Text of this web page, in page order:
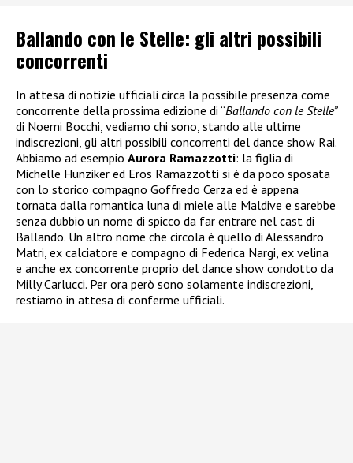
Ballando con le Stelle: gli altri possibili
concorrenti
In attesa di notizie ufficiali circa la possibile presenza come
concorrente della prossima edizione di “Ballando con le Stelle”
di Noemi Bocchi, vediamo chi sono, stando alle ultime
indiscrezioni, gli altri possibili concorrenti del dance show Rai.
Abbiamo ad esempio Aurora Ramazzotti: la figlia di
Michelle Hunziker ed Eros Ramazzotti si è da poco sposata
con lo storico compagno Goffredo Cerza ed è appena
tornata dalla romantica luna di miele alle Maldive e sarebbe
senza dubbio un nome di spicco da far entrare nel cast di
Ballando. Un altro nome che circola è quello di Alessandro
Matri, ex calciatore e compagno di Federica Nargi, ex velina
e anche ex concorrente proprio del dance show condotto da
Milly Carlucci. Per ora però sono solamente indiscrezioni,
restiamo in attesa di conferme ufficiali.